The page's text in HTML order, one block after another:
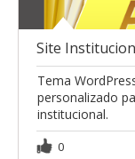
Site
Tema
personalizado
institucional.
0